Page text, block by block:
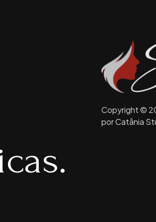
Copyright ©
por Catânia